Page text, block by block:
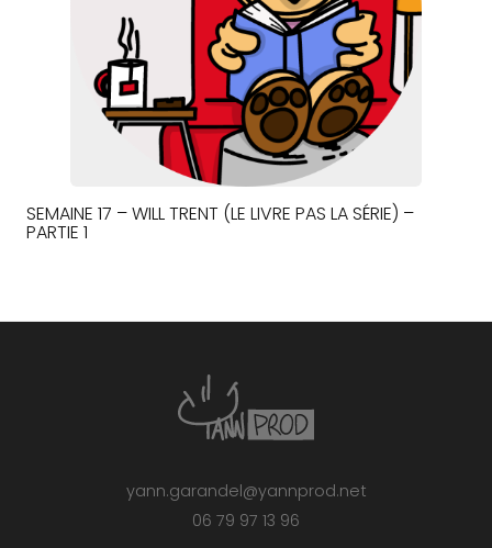
SEMAINE 17 – WILL TRENT (LE LIVRE PAS LA SÉRIE) –
PARTIE 1
yann.garandel@yannprod.net
06 79 97 13 96